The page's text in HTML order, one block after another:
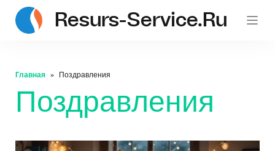
Resurs-Service.ru
Главная Поздравления
Поздравления